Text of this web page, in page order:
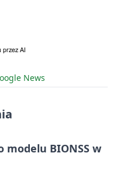
News
modelu BIONSS w